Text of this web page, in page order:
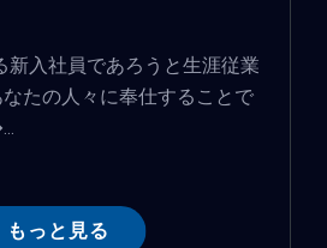
新入社員であろうと生涯従業
たの人々に奉仕することで
もっと見る